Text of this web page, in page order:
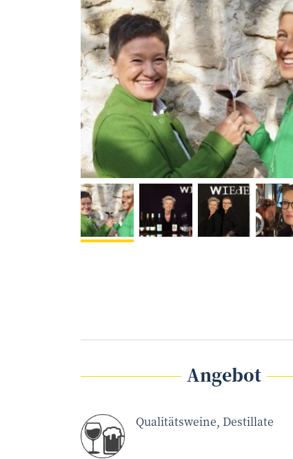
©& Copy Weingut Wiederstein
Angebot
Qualitätsweine, Destillate